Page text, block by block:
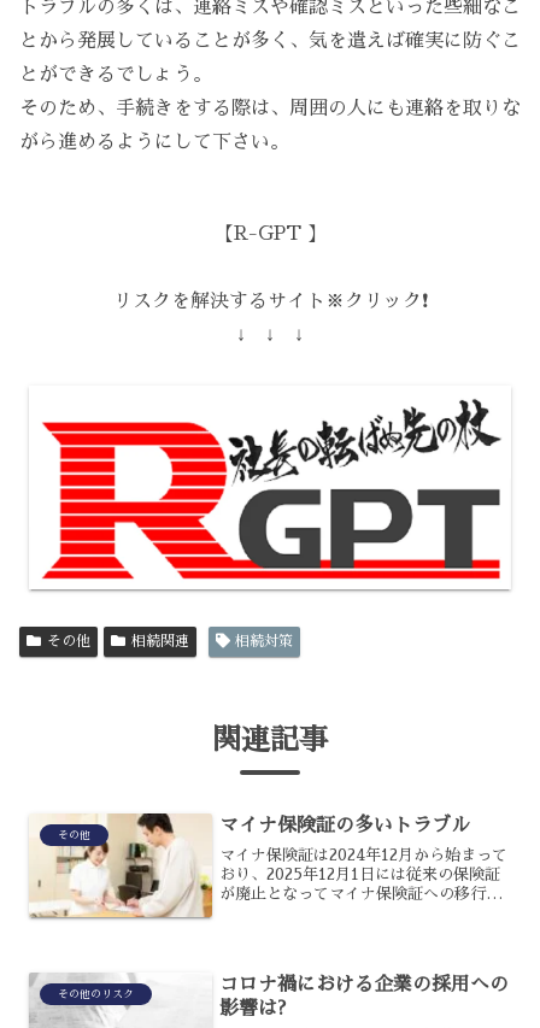
トラブルの多くは、連絡ミスや確認ミスといった些細なこ
とから発展していることが多く、気を遣えば確実に防ぐこ
とができるでしょう。
そのため、手続きをする際は、周囲の人にも連絡を取りな
がら進めるようにして下さい。
【R-GPT 】
リスクを解決するサイト※クリック❗️
↓ ↓ ↓
その他 相続関連 相続対策
関連記事
その他 マイナ保険証の多いトラブル
マイナ保険証は2024年12月から始まって
おり、2025年12月1日には従来の保険証
が廃止となってマイナ保険証への移行が
不安に思う人...
その他のリスク
コロナ禍における企業の採用への
影響は?